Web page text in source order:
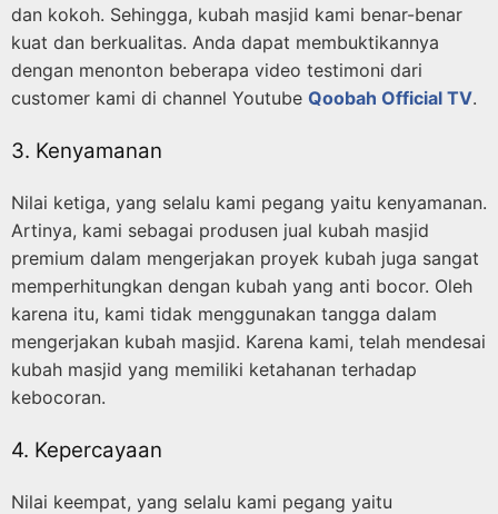
dan kokoh. Sehingga, kubah masjid kami benar-benar
kuat dan berkualitas. Anda dapat membuktikannya
dengan menonton beberapa video testimoni dari
customer kami di channel Youtube Qoobah Official TV.
3. Kenyamanan
Nilai ketiga, yang selalu kami pegang yaitu kenyamanan.
Artinya, kami sebagai produsen jual kubah masjid
premium dalam mengerjakan proyek kubah juga sangat
memperhitungkan dengan kubah yang anti bocor. Oleh
karena itu, kami tidak menggunakan tangga dalam
mengerjakan kubah masjid. Karena kami, telah mendesai
kubah masjid yang memiliki ketahanan terhadap
kebocoran.
4. Kepercayaan
Nilai keempat, yang selalu kami pegang yaitu